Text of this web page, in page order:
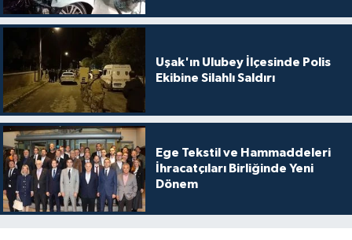
Uşak'ın Ulubey İlçesinde Polis
Ekibine Silahlı Saldırı
Ege Tekstil ve Hammaddeleri
İhracatçıları Birliğinde Yeni
Dönem